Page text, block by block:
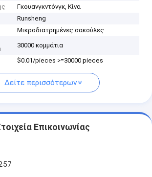
Γκουανγκντόνγκ, Κίνα
Runsheng
Μικροδιατρημένες σακούλες
30000 κομμάτια
$0.01/pieces >=30000 pieces
Δείτε περισσότερων
Επικοινωνίας